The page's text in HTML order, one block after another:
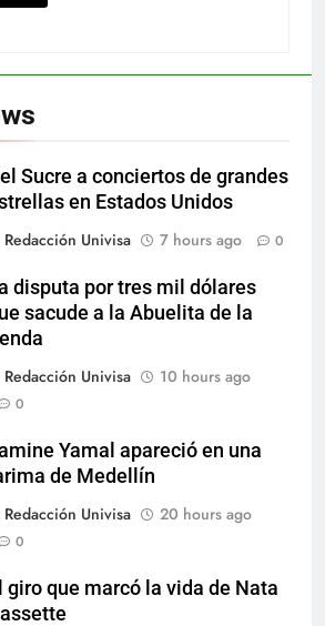
Sucre a conciertos de grandes
en Estados Unidos
Redacción Univisa
7 hours ago 0
disputa por tres mil dólares
sacude a la Abuelita de la
Redacción Univisa
10 hours ago
0
Yamal apareció en una
de Medellín
Redacción Univisa
20 hours ago
0
giro que marcó la vida de Nata